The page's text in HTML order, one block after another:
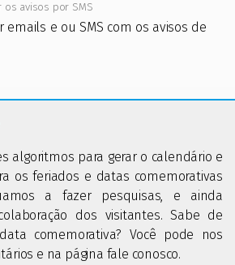
avisos por SMS
emails e ou SMS com os avisos de
algoritmos para gerar o calendário e
os feriados e datas comemorativas
a fazer pesquisas, e ainda
dos visitantes. Sabe de
comemorativa? Você pode nos
e na página fale conosco.